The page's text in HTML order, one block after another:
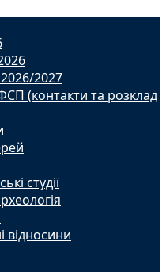
2027
(контакти та розклад
студії
відносини